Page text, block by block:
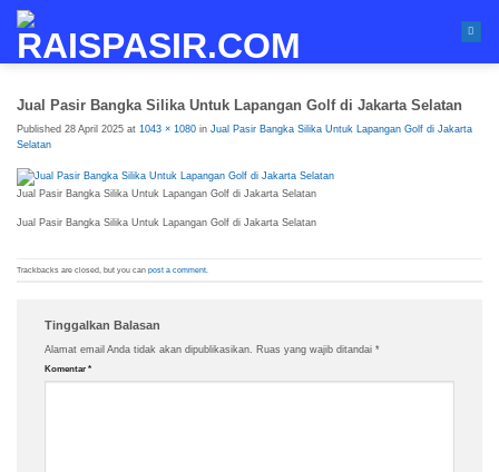
content
Jual Pasir Bangka Silika Untuk Lapangan Golf di Jakarta Selatan
Published 28 April 2025 at 1043 × 1080 in Jual Pasir Bangka Silika Untuk Lapangan Golf di Jakarta
Selatan
Jual Pasir Bangka Silika Untuk Lapangan Golf di Jakarta Selatan
Jual Pasir Bangka Silika Untuk Lapangan Golf di Jakarta Selatan
Trackbacks are closed, but you can post a comment.
Tinggalkan Balasan
Alamat email Anda tidak akan dipublikasikan. Ruas yang wajib ditandai *
Komentar *